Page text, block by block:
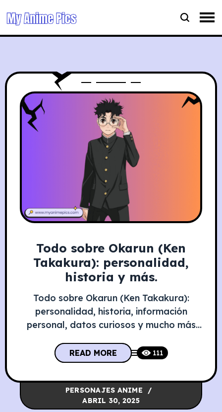
Todo sobre Okarun (Ken
Takakura): personalidad,
historia y más.
Todo sobre Okarun (Ken Takakura):
personalidad, historia, información
personal, datos curiosos y mucho más
que se convierte en un poderoso
guerrero sobrenatural en Dandadan. Una
historia de transformación, amistad y
valentía que redefine el género shōnen.
Información Personal de Okarun Atributo
READ MORE 111
PERSONAJES ANIME
ABRIL 30, 2025